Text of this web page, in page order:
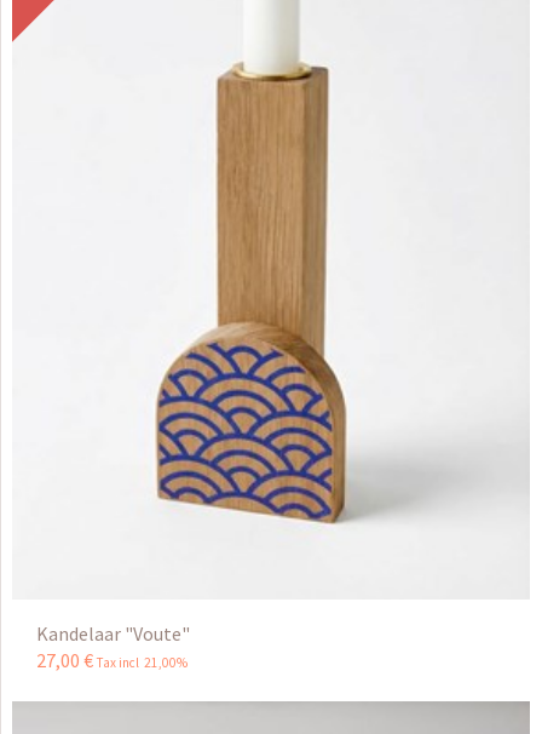
Kandelaar "Voute"
27,00 € Tax incl 21,00%